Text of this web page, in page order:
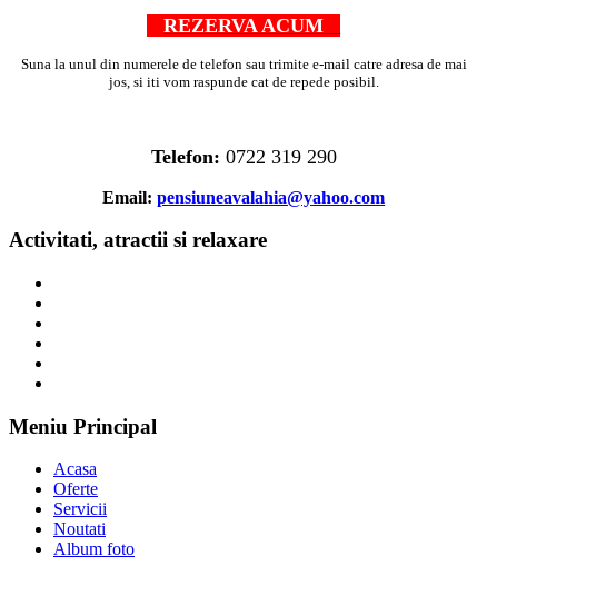
jos, si iti vom raspunde cat de repede posibil.
Oferte
Servicii
Noutati
Album foto